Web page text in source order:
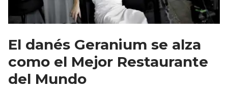
El danés Geranium se alza
como el Mejor Restaurante
del Mundo